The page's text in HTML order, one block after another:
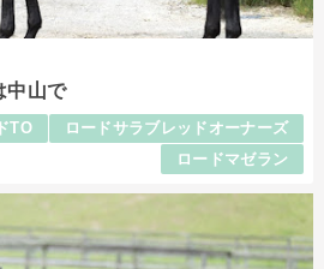
中山で
TO
ロードサラブレッドオーナーズ
ロードマゼラン